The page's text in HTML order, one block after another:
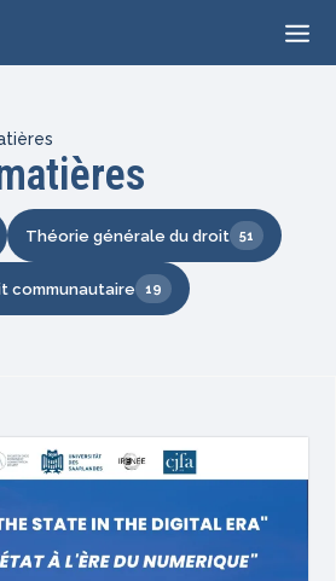
Théorie générale du droit 51
communautaire 19